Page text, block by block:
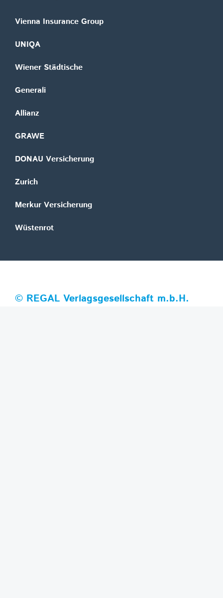
Vienna Insurance Group
UNIQA
Wiener Städtische
Generali
Allianz
GRAWE
DONAU Versicherung
Zurich
Merkur Versicherung
Wüstenrot
© REGAL Verlagsgesellschaft m.b.H.